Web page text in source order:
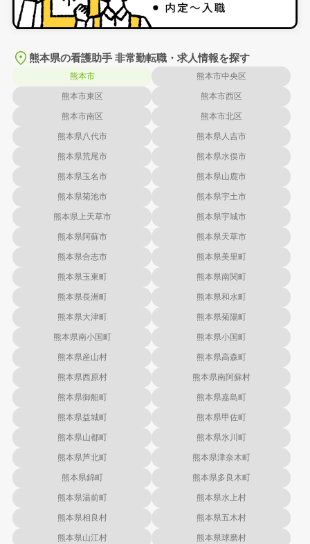
熊本県の看護助手 非常勤転職・求人情報を探す
熊本市 熊本市中央区
熊本市東区 熊本市西区
熊本市南区 熊本市北区
熊本県八代市 熊本県人吉市
熊本県荒尾市 熊本県水俣市
熊本県玉名市 熊本県山鹿市
熊本県菊池市 熊本県宇土市
熊本県上天草市 熊本県宇城市
熊本県阿蘇市 熊本県天草市
熊本県合志市 熊本県美里町
熊本県玉東町 熊本県南関町
熊本県長洲町 熊本県和水町
熊本県大津町 熊本県菊陽町
熊本県南小国町 熊本県小国町
熊本県産山村 熊本県高森町
熊本県西原村 熊本県南阿蘇村
熊本県御船町 熊本県嘉島町
熊本県益城町 熊本県甲佐町
熊本県山都町 熊本県氷川町
熊本県芦北町 熊本県津奈木町
熊本県錦町 熊本県多良木町
熊本県湯前町 熊本県水上村
熊本県相良村 熊本県五木村
熊本県山江村 熊本県球磨村